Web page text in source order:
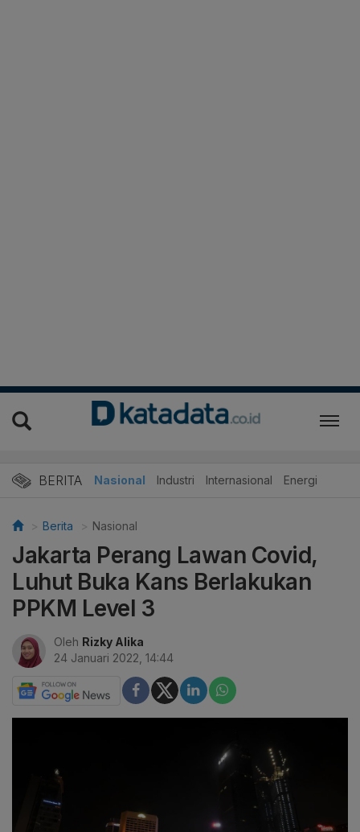
BERITA Nasional Industri Internasional Energi
Berita Nasional
Jakarta Perang Lawan Covid,
Luhut Buka Kans Berlakukan
PPKM Level 3
Oleh Rizky Alika
24 Januari 2022, 14:44